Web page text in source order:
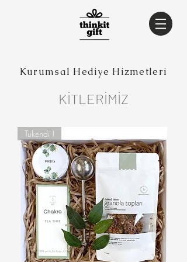
Kurumsal Hediye Hizmetleri
KİTLERİMİZ
Tükendi !